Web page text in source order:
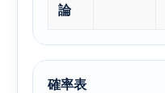
論
確率表